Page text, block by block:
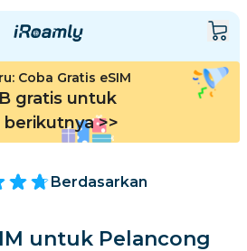
Coba Gratis eSIM
gratis untuk
berikutnya>>
Berdasarkan
untuk Pelancong